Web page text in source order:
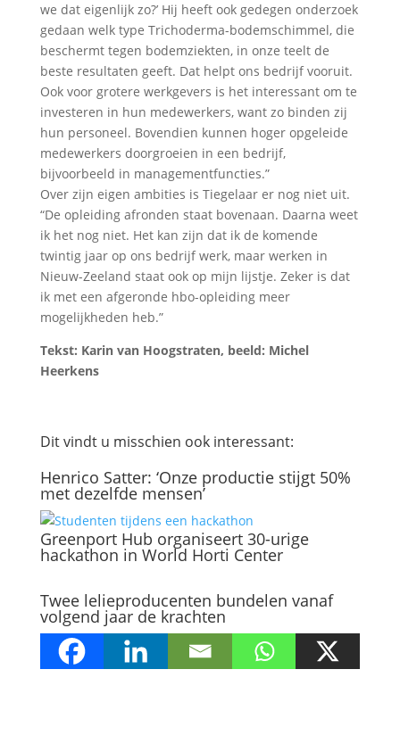
we dat eigenlijk zo?’ Hij heeft ook gedegen onderzoek
gedaan welk type Trichoderma-bodemschimmel, die
beschermt tegen bodemziekten, in onze teelt de
beste resultaten geeft. Dat helpt ons bedrijf vooruit.
Ook voor grotere werkgevers is het interessant om te
investeren in hun medewerkers, want zo binden zij
hun personeel. Bovendien kunnen hoger opgeleide
medewerkers doorgroeien in een bedrijf,
bijvoorbeeld in managementfuncties.”
Over zijn eigen ambities is Tiegelaar er nog niet uit.
“De opleiding afronden staat bovenaan. Daarna weet
ik het nog niet. Het kan zijn dat ik de komende
twintig jaar op ons bedrijf werk, maar werken in
Nieuw-Zeeland staat ook op mijn lijstje. Zeker is dat
ik met een afgeronde hbo-opleiding meer
mogelijkheden heb.”
Tekst: Karin van Hoogstraten, beeld: Michel
Heerkens
Dit vindt u misschien ook interessant:
Henrico Satter: ‘Onze productie stijgt 50%
met dezelfde mensen’
Greenport Hub organiseert 30-urige
hackathon in World Horti Center
Twee lelieproducenten bundelen vanaf
volgend jaar de krachten